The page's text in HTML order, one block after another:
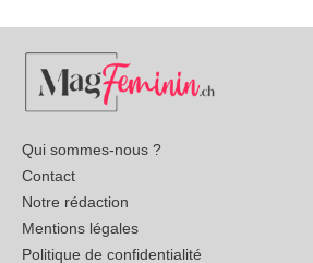
Qui sommes-nous ?
Contact
Notre rédaction
Mentions légales
Politique de confidentialité